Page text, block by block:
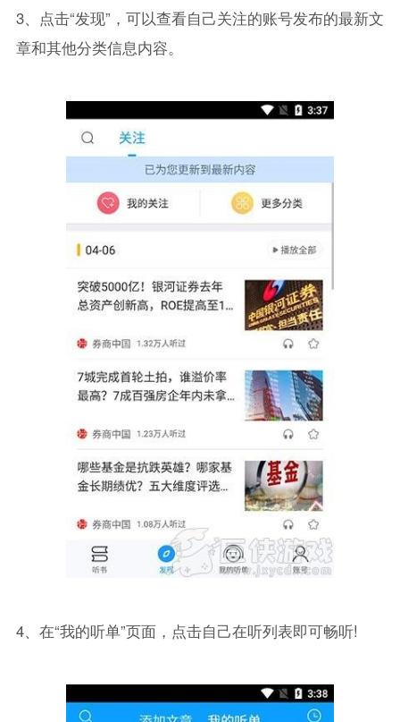
3、点击“发现”，可以查看自己关注的账号发布的最新文
章和其他分类信息内容。
4、在“我的听单”页面，点击自己在听列表即可畅听!